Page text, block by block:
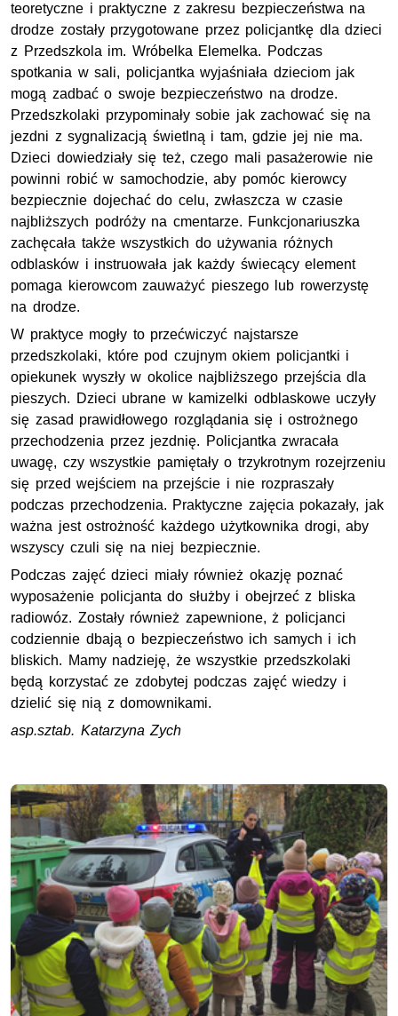
teoretyczne i praktyczne z zakresu bezpieczeństwa na
drodze zostały przygotowane przez policjantkę dla dzieci
z Przedszkola im. Wróbelka Elemelka. Podczas
spotkania w sali, policjantka wyjaśniała dzieciom jak
mogą zadbać o swoje bezpieczeństwo na drodze.
Przedszkolaki przypominały sobie jak zachować się na
jezdni z sygnalizacją świetlną i tam, gdzie jej nie ma.
Dzieci dowiedziały się też, czego mali pasażerowie nie
powinni robić w samochodzie, aby pomóc kierowcy
bezpiecznie dojechać do celu, zwłaszcza w czasie
najbliższych podróży na cmentarze. Funkcjonariuszka
zachęcała także wszystkich do używania różnych
odblasków i instruowała jak każdy świecący element
pomaga kierowcom zauważyć pieszego lub rowerzystę
na drodze.
W praktyce mogły to przećwiczyć najstarsze
przedszkolaki, które pod czujnym okiem policjantki i
opiekunek wyszły w okolice najbliższego przejścia dla
pieszych. Dzieci ubrane w kamizelki odblaskowe uczyły
się zasad prawidłowego rozglądania się i ostrożnego
przechodzenia przez jezdnię. Policjantka zwracała
uwagę, czy wszystkie pamiętały o trzykrotnym rozejrzeniu
się przed wejściem na przejście i nie rozpraszały
podczas przechodzenia. Praktyczne zajęcia pokazały, jak
ważna jest ostrożność każdego użytkownika drogi, aby
wszyscy czuli się na niej bezpiecznie.
Podczas zajęć dzieci miały również okazję poznać
wyposażenie policjanta do służby i obejrzeć z bliska
radiowóz. Zostały również zapewnione, ż policjanci
codziennie dbają o bezpieczeństwo ich samych i ich
bliskich. Mamy nadzieję, że wszystkie przedszkolaki
będą korzystać ze zdobytej podczas zajęć wiedzy i
dzielić się nią z domownikami.
asp.sztab. Katarzyna Zych